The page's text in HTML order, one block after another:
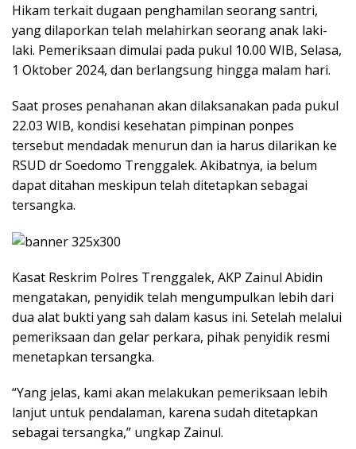
Hikam terkait dugaan penghamilan seorang santri,
yang dilaporkan telah melahirkan seorang anak laki-
laki. Pemeriksaan dimulai pada pukul 10.00 WIB, Selasa,
1 Oktober 2024, dan berlangsung hingga malam hari.
Saat proses penahanan akan dilaksanakan pada pukul
22.03 WIB, kondisi kesehatan pimpinan ponpes
tersebut mendadak menurun dan ia harus dilarikan ke
RSUD dr Soedomo Trenggalek. Akibatnya, ia belum
dapat ditahan meskipun telah ditetapkan sebagai
tersangka.
Kasat Reskrim Polres Trenggalek, AKP Zainul Abidin
mengatakan, penyidik telah mengumpulkan lebih dari
dua alat bukti yang sah dalam kasus ini. Setelah melalui
pemeriksaan dan gelar perkara, pihak penyidik resmi
menetapkan tersangka.
“Yang jelas, kami akan melakukan pemeriksaan lebih
lanjut untuk pendalaman, karena sudah ditetapkan
sebagai tersangka,” ungkap Zainul.